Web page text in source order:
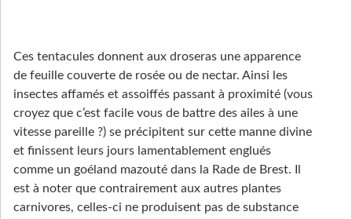
Ces tentacules donnent aux droseras une apparence
de feuille couverte de rosée ou de nectar. Ainsi les
insectes affamés et assoiffés passant à proximité (vous
croyez que c’est facile vous de battre des ailes à une
vitesse pareille ?) se précipitent sur cette manne divine
et finissent leurs jours lamentablement englués
comme un goéland mazouté dans la Rade de Brest. Il
est à noter que contrairement aux autres plantes
carnivores, celles-ci ne produisent pas de substance